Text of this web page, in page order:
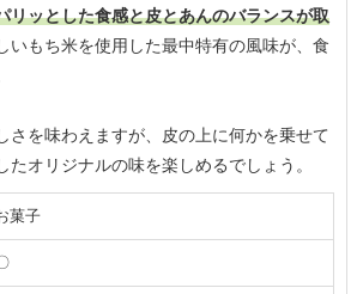
リッとした食感と皮とあんのバランスが取
いもち米を使用した最中特有の風味が、食
さを味わえますが、皮の上に何かを乗せて
たオリジナルの味を楽しめるでしょう。
菓子